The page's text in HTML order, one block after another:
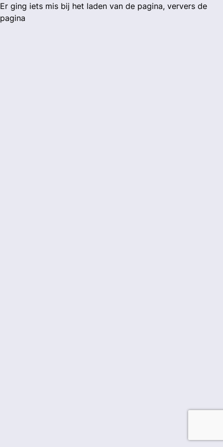
Er ging iets mis bij het laden van de pagina, ververs de
pagina